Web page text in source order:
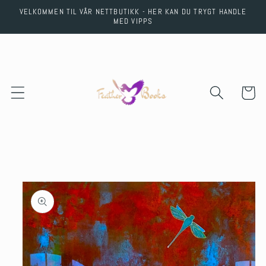
Skip to
VELKOMMEN TIL VÅR NETTBUTIKK - HER KAN DU TRYGT HANDLE
MED VIPPS
Cart
product
information